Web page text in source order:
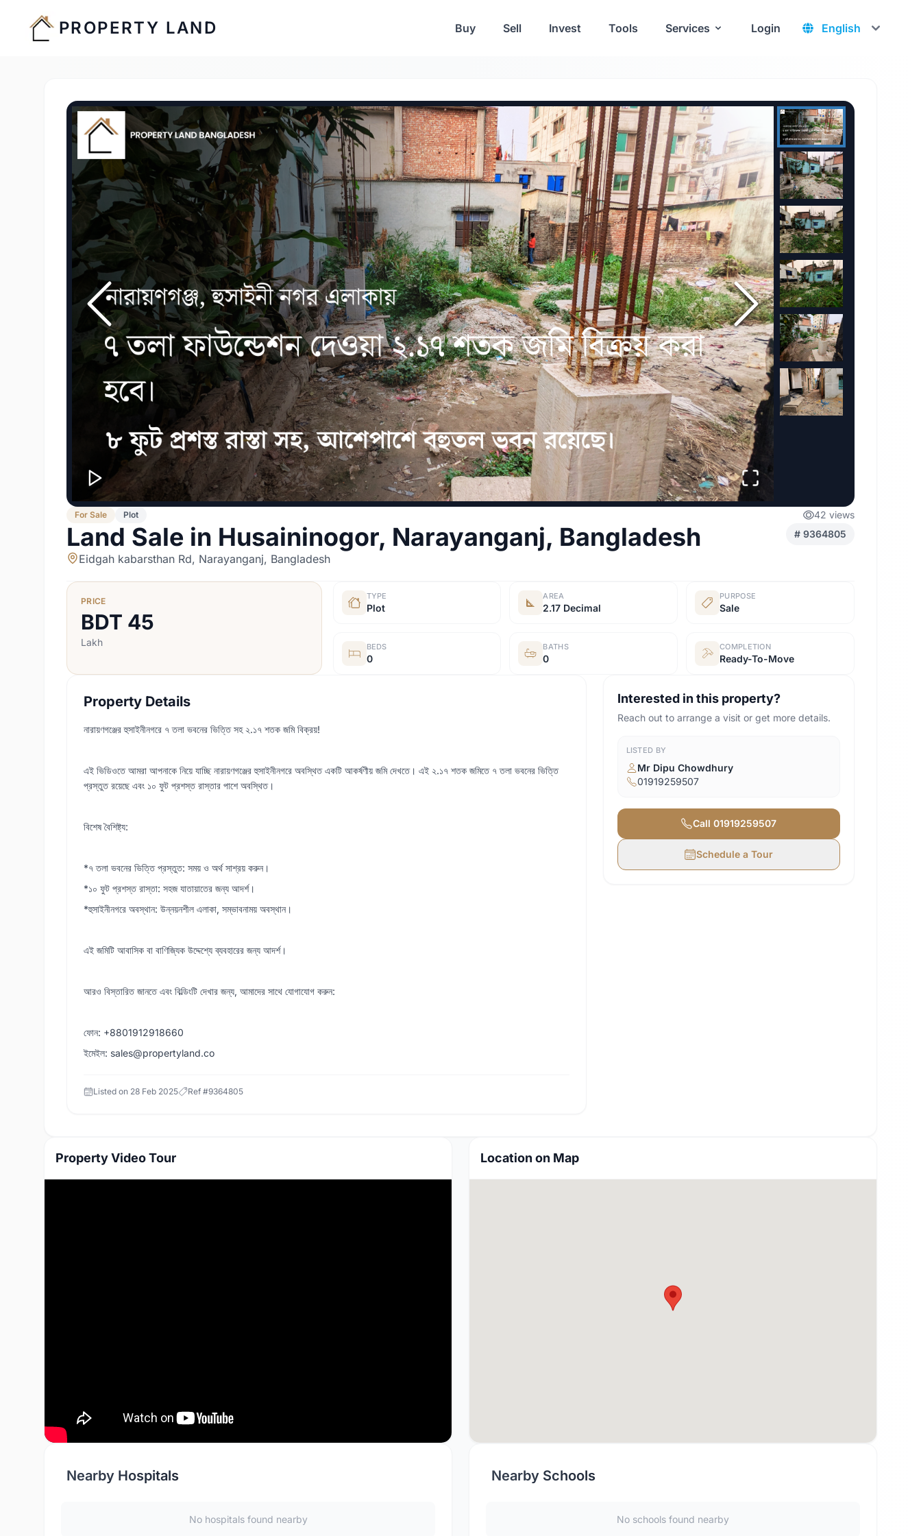
PROPERTY LAND Buy Sell Invest Tools Services Login
For Sale Plot 42 views
Land Sale in Husaininogor, Narayanganj, Bangladesh # 9364805
Eidgah kabarsthan Rd, Narayanganj, Bangladesh
PRICE
BDT 45
Lakh
TYPE
Plot
AREA
2.17 Decimal
PURPOSE
Sale
BEDS
0
BATHS
0
COMPLETION
Ready-To-Move
Property Details
নারায়ণগঞ্জের হুসাইনীনগরে ৭ তলা ভবনের ভিত্তি সহ ২.১৭ শতক জমি বিক্রয়!
এই ভিডিওতে আমরা আপনাকে নিয়ে যাচ্ছি নারায়ণগঞ্জের হুসাইনীনগরে অবস্থিত একটি আকর্ষণীয় জমি দেখতে। এই ২.১৭ শতক জমিতে ৭ তলা ভবনের ভিত্তি
প্রস্তুত রয়েছে এবং ১০ ফুট প্রশস্ত রাস্তার পাশে অবস্থিত।
বিশেষ বৈশিষ্ট্য:
*৭ তলা ভবনের ভিত্তি প্রস্তুত: সময় ও অর্থ সাশ্রয় করুন।
*১০ ফুট প্রশস্ত রাস্তা: সহজ যাতায়াতের জন্য আদর্শ।
*হুসাইনীনগরে অবস্থান: উন্নয়নশীল এলাকা, সম্ভাবনাময় অবস্থান।
এই জমিটি আবাসিক বা বাণিজ্যিক উদ্দেশ্যে ব্যবহারের জন্য আদর্শ।
আরও বিস্তারিত জানতে এবং বিল্ডিংটি দেখার জন্য, আমাদের সাথে যোগাযোগ করুন:
ফোন: +8801912918660
ইমেইল: sales@propertyland.co
Listed on 28 Feb 2025 Ref #9364805
Interested in this property?
Reach out to arrange a visit or get more details.
LISTED BY
Mr Dipu Chowdhury
01919259507
Call01919259507
Schedule a Tour
Property Video Tour Location on Map
Nearby Hospitals
No hospitals found nearby
Nearby Schools
No schools found nearby